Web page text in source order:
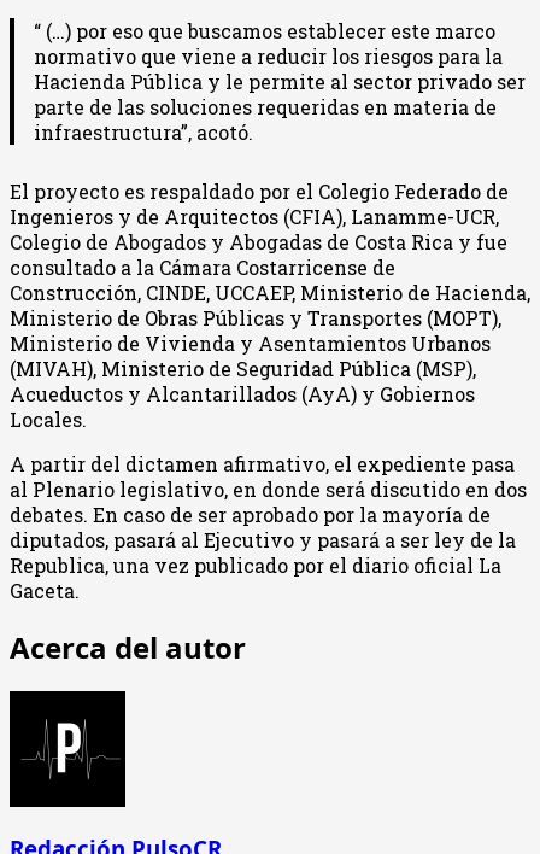
“ (…) por eso que buscamos establecer este marco
normativo que viene a reducir los riesgos para la
Hacienda Pública y le permite al sector privado ser
parte de las soluciones requeridas en materia de
infraestructura”, acotó.
El proyecto es respaldado por el Colegio Federado de
Ingenieros y de Arquitectos (CFIA), Lanamme-UCR,
Colegio de Abogados y Abogadas de Costa Rica y fue
consultado a la Cámara Costarricense de
Construcción, CINDE, UCCAEP, Ministerio de Hacienda,
Ministerio de Obras Públicas y Transportes (MOPT),
Ministerio de Vivienda y Asentamientos Urbanos
(MIVAH), Ministerio de Seguridad Pública (MSP),
Acueductos y Alcantarillados (AyA) y Gobiernos
Locales.
A partir del dictamen afirmativo, el expediente pasa
al Plenario legislativo, en donde será discutido en dos
debates. En caso de ser aprobado por la mayoría de
diputados, pasará al Ejecutivo y pasará a ser ley de la
Republica, una vez publicado por el diario oficial La
Gaceta.
Acerca del autor